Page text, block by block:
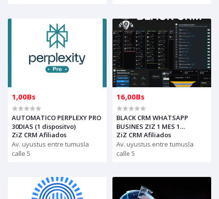
1,00Bs
AUTOMATICO PERPLEXY PRO
30DIAS (1 dispositvo)
ZiZ CRM Afiliados
Av. uyustus entre tumusla
calle 5
16,00Bs
BLACK CRM WHATSAPP
BUSINES ZIZ 1 MES 1
NUMERO, AUTOMATICO
ZiZ CRM Afiliados
Av. uyustus entre tumusla
calle 5